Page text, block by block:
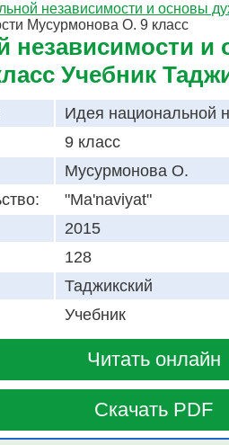
независимости и основы
Мусурмонова О. 9 класс
независимости и
Учебник
Идея национальной
9 класс
Мусурмонова О.
"Ma'naviyat"
2015
128
Таджикский
Учебник
Читать онлайн
Скачать PDF